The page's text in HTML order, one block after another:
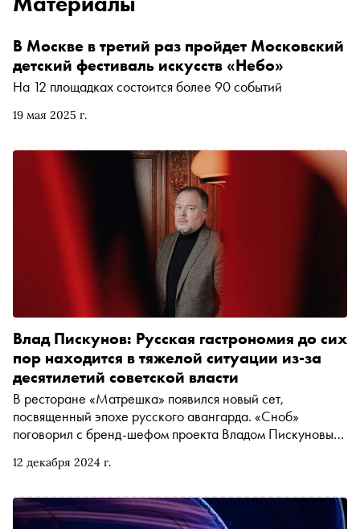
19 мая 2025 г.
В Москве в третий раз пройдет Московский
детский фестиваль искусств «Небо»
На 12 площадках состоится более 90 событий
12 декабря 2024 г.
Влад Пискунов: Русская гастрономия до сих
пор находится в тяжелой ситуации из-за
десятилетий советской власти
В ресторане «Матрешка» появился новый сет,
посвященный эпохе русского авангарда. «Сноб»
поговорил с бренд-шефом проекта Владом Пискуновым,
авангардной еде, гастрономии времен НЭПа, вкусах,
русская кухня, если бы не революция 1917 года